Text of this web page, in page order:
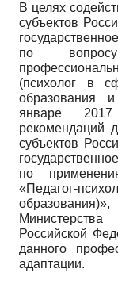
В целях
субъектов
по
(психолог в
образования
январе 2017
рекомендаций
субъектов
по
«Педагог-
Российской
данного
адаптации.